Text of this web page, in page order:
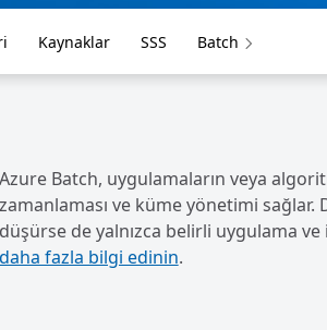
Kaynaklar SSS Batch
Azure Batch, uygulamaların veya
zamanlaması ve küme yönetimi
düşürse de yalnızca belirli uygulama
daha fazla bilgi edinin.